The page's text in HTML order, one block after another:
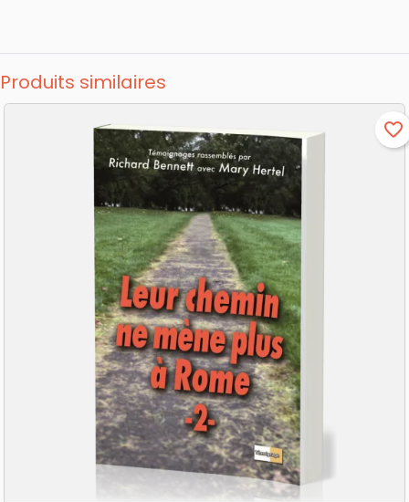
Produits similaires
favorite_border